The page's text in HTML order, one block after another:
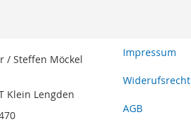
/ Steffen Möckel
Klein Lengden
Impressum
Widerufsrecht
AGB